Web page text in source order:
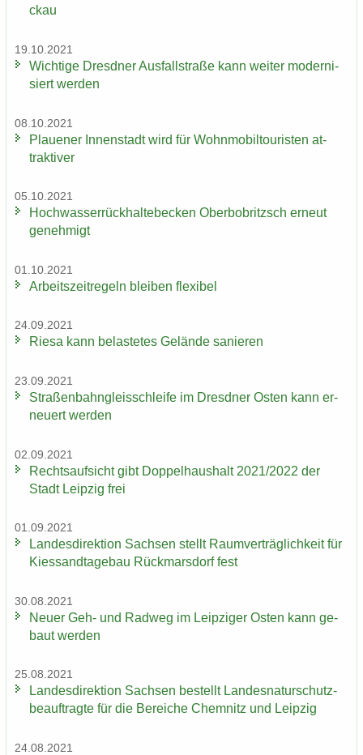
ckau
19.10.2021
Wich­ti­ge Dresd­ner Aus­fall­stra­ße kann wei­ter mo­der­ni­
siert wer­den
08.10.2021
Plaue­ner In­nen­stadt wird für Wohn­mo­bil­tou­ris­ten at­
trak­ti­ver
05.10.2021
Hoch­was­ser­rück­hal­te­be­cken Ober­bobritzsch er­neut
ge­neh­migt
01.10.2021
Ar­beits­zeit­re­geln blei­ben fle­xi­bel
24.09.2021
Riesa kann be­las­te­tes Ge­län­de sa­nie­ren
23.09.2021
Stra­ßen­bahn­gleis­schlei­fe im Dresd­ner Osten kann er­
neu­ert wer­den
02.09.2021
Rechts­auf­sicht gibt Dop­pel­haus­halt 2021/2022 der
Stadt Leip­zig frei
01.09.2021
Lan­des­di­rek­ti­on Sach­sen stellt Ra­um­ver­träg­lich­keit für
Kies­sand­ta­ge­bau Rück­mars­dorf fest
30.08.2021
Neuer Geh- und Rad­weg im Leip­zi­ger Osten kann ge­
baut wer­den
25.08.2021
Lan­des­di­rek­ti­on Sach­sen be­stellt Lan­des­na­tur­schutz­
be­auf­trag­te für die Be­rei­che Chem­nitz und Leip­zig
24.08.2021